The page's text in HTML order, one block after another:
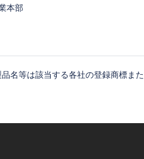
本部
名等は該当する各社の登録商標また